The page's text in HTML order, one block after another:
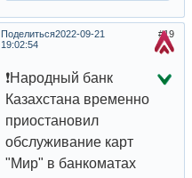
Поделиться 19
2022-09-21
19:02:54
❗️Народный банк
Казахстана временно
приостановил
обслуживание карт
"Мир" в банкоматах